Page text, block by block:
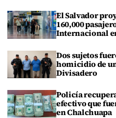
El Salvador
160,000
Internacional
Dos sujetos
homicidio de
Divisadero
Policía
efectivo que
en Chalchuapa